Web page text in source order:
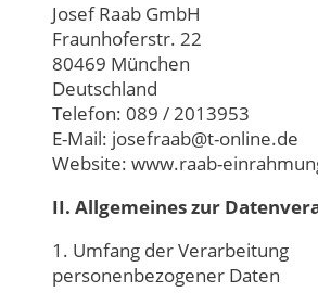
Josef Raab GmbH
Fraunhoferstr. 22
80469 München
Deutschland
Telefon: 089 / 2013953
E-Mail: josefraab@t-online.de
Website: www.raab-
II. Allgemeines zur
1. Umfang der Verarbeitung
personenbezogener Daten